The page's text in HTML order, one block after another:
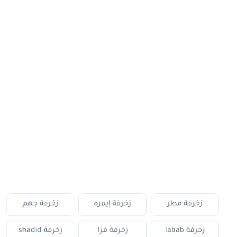
زخرفة مطر زخرفة إيمره زخرفة جهم
زخرفة labab زخرفة فزا زخرفة shadid